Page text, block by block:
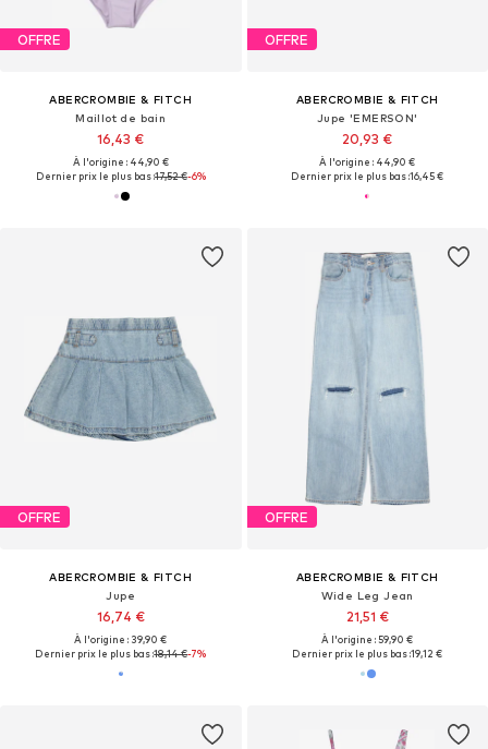
OFFRE
ABERCROMBIE & FITCH
Maillot de bain
16,43 €
À l'origine : 44,90 €
Dernier prix le plus bas :17,52 €-6%
OFFRE
ABERCROMBIE & FITCH
Jupe 'EMERSON'
20,93 €
À l'origine : 44,90 €
Dernier prix le plus bas :16,45 €
OFFRE
ABERCROMBIE & FITCH
Jupe
16,74 €
À l'origine : 39,90 €
Dernier prix le plus bas :18,14 €-7%
OFFRE
ABERCROMBIE & FITCH
Wide Leg Jean
21,51 €
À l'origine : 59,90 €
Dernier prix le plus bas :19,12 €